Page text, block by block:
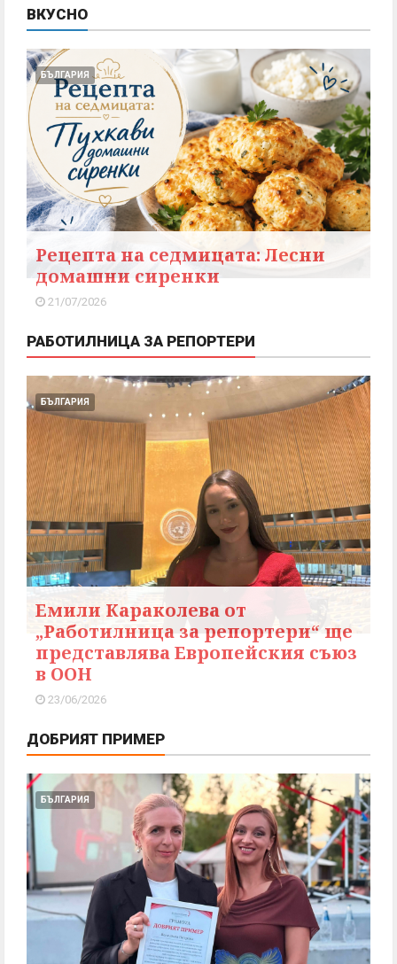
ВКУСНО
БЪЛГАРИЯ
Рецепта на седмицата: Лесни
домашни сиренки
21/07/2026
РАБОТИЛНИЦА ЗА РЕПОРТЕРИ
БЪЛГАРИЯ
Емили Караколева от
„Работилница за репортери“ ще
представлява Европейския съюз
в ООН
23/06/2026
ДОБРИЯТ ПРИМЕР
БЪЛГАРИЯ